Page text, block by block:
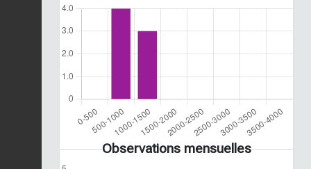
Observations mensuelles